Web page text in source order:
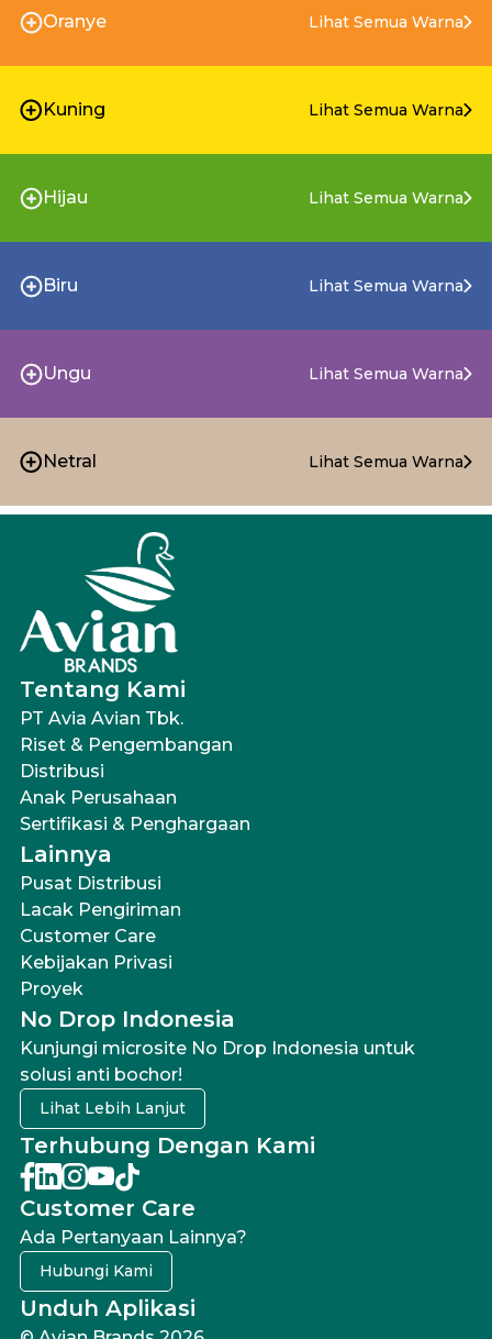
Oranye Lihat Semua Warna
Kuning Lihat Semua Warna
Hijau Lihat Semua Warna
Biru Lihat Semua Warna
Ungu Lihat Semua Warna
Netral Lihat Semua Warna
Tentang Kami
PT Avia Avian Tbk.
Riset & Pengembangan
Distribusi
Anak Perusahaan
Sertifikasi & Penghargaan
Lainnya
Pusat Distribusi
Lacak Pengiriman
Customer Care
Kebijakan Privasi
Proyek
No Drop Indonesia
Kunjungi microsite No Drop Indonesia untuk
solusi anti bochor!
Lihat Lebih Lanjut
Terhubung Dengan Kami
Customer Care
Ada Pertanyaan Lainnya?
Hubungi Kami
Unduh Aplikasi